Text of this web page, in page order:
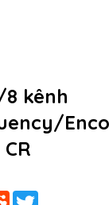
8 kênh
Reddit